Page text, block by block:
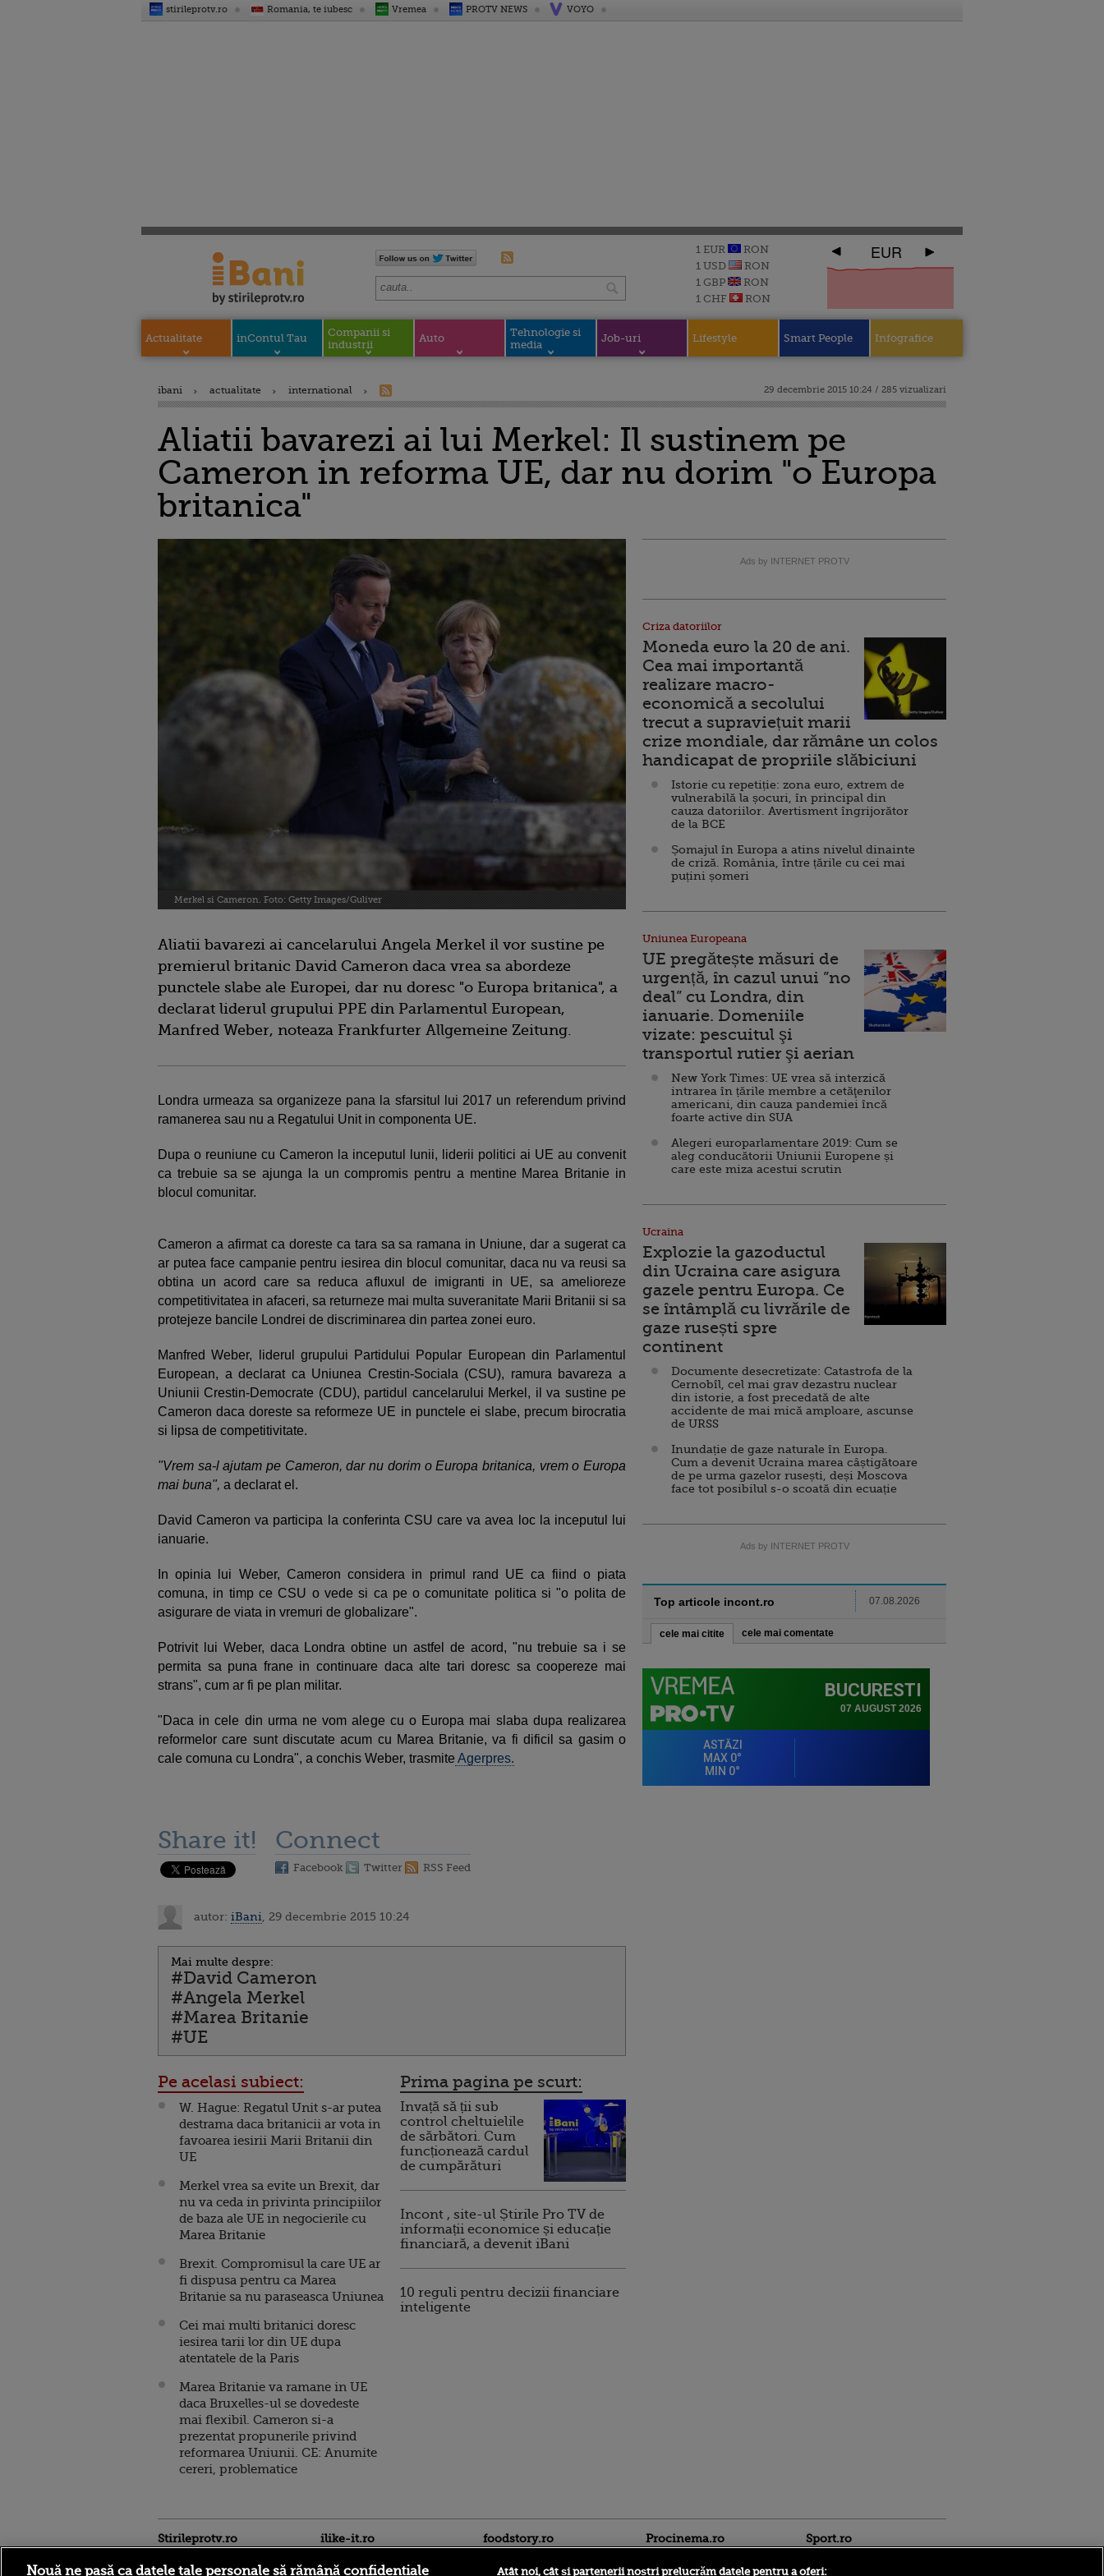
stirileprotv.ro Romania, te iubesc Vremea PROTV NEWS VOYO
1 EUR
RON
1 USD
RON
1 GBP
RON
1 CHF
RON
EUR
Actualitate inContul Tau
Companii si
industrii
Auto
Tehnologie si
media
Job-uri Lifestyle Smart People Infografice
ibani actualitate international 29 decembrie 2015 10:24 / 285 vizualizari
Aliatii bavarezi ai lui Merkel: Il sustinem pe
Cameron in reforma UE, dar nu dorim "o Europa
britanica"
Merkel si Cameron. Foto: Getty Images/Guliver
Aliatii bavarezi ai cancelarului Angela Merkel il vor sustine pe
premierul britanic David Cameron daca vrea sa abordeze
punctele slabe ale Europei, dar nu doresc "o Europa britanica", a
declarat liderul grupului PPE din Parlamentul European,
Manfred Weber, noteaza Frankfurter Allgemeine Zeitung.
Londra urmeaza sa organizeze pana la sfarsitul lui 2017 un referendum privind
ramanerea sau nu a Regatului Unit in componenta UE.
Dupa o reuniune cu Cameron la inceputul lunii, liderii politici ai UE au convenit
ca trebuie sa se ajunga la un compromis pentru a mentine Marea Britanie in
blocul comunitar.
Cameron a afirmat ca doreste ca tara sa sa ramana in Uniune, dar a sugerat ca
ar putea face campanie pentru iesirea din blocul comunitar, daca nu va reusi sa
obtina un acord care sa reduca afluxul de imigranti in UE, sa amelioreze
competitivitatea in afaceri, sa returneze mai multa suveranitate Marii Britanii si sa
protejeze bancile Londrei de discriminarea din partea zonei euro.
Manfred Weber, liderul grupului Partidului Popular European din Parlamentul
European, a declarat ca Uniunea Crestin-Sociala (CSU), ramura bavareza a
Uniunii Crestin-Democrate (CDU), partidul cancelarului Merkel, il va sustine pe
Cameron daca doreste sa reformeze UE in punctele ei slabe, precum birocratia
si lipsa de competitivitate.
"Vrem sa-l ajutam pe Cameron, dar nu dorim o Europa britanica, vrem o Europa
mai buna", a declarat el.
David Cameron va participa la conferinta CSU care va avea loc la inceputul lui
ianuarie.
In opinia lui Weber, Cameron considera in primul rand UE ca fiind o piata
comuna, in timp ce CSU o vede si ca pe o comunitate politica si "o polita de
asigurare de viata in vremuri de globalizare".
Potrivit lui Weber, daca Londra obtine un astfel de acord, "nu trebuie sa i se
permita sa puna frane in continuare daca alte tari doresc sa coopereze mai
strans", cum ar fi pe plan militar.
"Daca in cele din urma ne vom alege cu o Europa mai slaba dupa realizarea
reformelor care sunt discutate acum cu Marea Britanie, va fi dificil sa gasim o
cale comuna cu Londra", a conchis Weber, trasmite Agerpres.
Share it! Connect
Facebook Twitter RSS Feed
autor: iBani , 29 decembrie 2015 10:24
Mai multe despre:
#David Cameron
#Angela Merkel
#Marea Britanie
#UE
Pe acelasi subiect:
W. Hague: Regatul Unit s-ar putea
destrama daca britanicii ar vota in
favoarea iesirii Marii Britanii din
UE
Merkel vrea sa evite un Brexit, dar
nu va ceda in privinta principiilor
de baza ale UE in negocierile cu
Marea Britanie
Brexit. Compromisul la care UE ar
fi dispusa pentru ca Marea
Britanie sa nu paraseasca Uniunea
Cei mai multi britanici doresc
iesirea tarii lor din UE dupa
atentatele de la Paris
Marea Britanie va ramane in UE
daca Bruxelles-ul se dovedeste
mai flexibil. Cameron si-a
prezentat propunerile privind
reformarea Uniunii. CE: Anumite
cereri, problematice
Prima pagina pe scurt:
Invață să ții sub
control cheltuielile
de sărbători. Cum
funcționează cardul
de cumpărături
Incont , site-ul Știrile Pro TV de
informații economice și educație
financiară, a devenit iBani
10 reguli pentru decizii financiare
inteligente
Ads by INTERNET PROTV
Criza datoriilor
Moneda euro la 20 de ani.
Cea mai importantă
realizare macro-
economică a secolului
trecut a supraviețuit marii
crize mondiale, dar rămâne un colos
handicapat de propriile slăbiciuni
Istorie cu repetiție: zona euro, extrem de
vulnerabilă la șocuri, în principal din
cauza datoriilor. Avertisment îngrijorător
de la BCE
Șomajul în Europa a atins nivelul dinainte
de criză. România, între țările cu cei mai
puțini șomeri
Uniunea Europeana
UE pregătește măsuri de
urgență, în cazul unui ”no
deal” cu Londra, din
ianuarie. Domeniile
vizate: pescuitul şi
transportul rutier şi aerian
New York Times: UE vrea să interzică
intrarea în țările membre a cetăţenilor
americani, din cauza pandemiei încă
foarte active din SUA
Alegeri europarlamentare 2019: Cum se
aleg conducătorii Uniunii Europene și
care este miza acestui scrutin
Ucraina
Explozie la gazoductul
din Ucraina care asigura
gazele pentru Europa. Ce
se întâmplă cu livrările de
gaze rusești spre
continent
Documente desecretizate: Catastrofa de la
Cernobîl, cel mai grav dezastru nuclear
din istorie, a fost precedată de alte
accidente de mai mică amploare, ascunse
de URSS
Inundație de gaze naturale în Europa.
Cum a devenit Ucraina marea câștigătoare
de pe urma gazelor rusești, deși Moscova
face tot posibilul s-o scoată din ecuație
Ads by INTERNET PROTV
Top articole incont.ro 07.08.2026
cele mai citite cele mai comentate
Stirileprotv.ro ilike-it.ro foodstory.ro Procinema.ro Sport.ro
Nouă ne pasă ca datele tale personale să rămână confidențiale Atât noi, cât și partenerii noștri prelucrăm datele pentru a oferi: